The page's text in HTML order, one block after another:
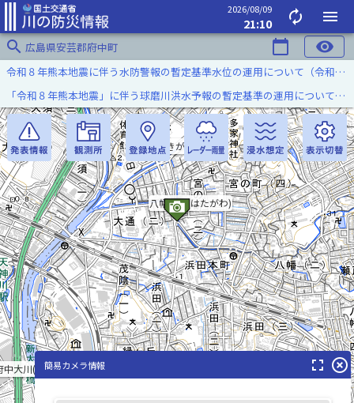
2026/08/09
21:10 autorenew
menu
search 広島県安芸郡府中町 calendar_today visibility
中大川(ふちゆうおおかわ)
八幡川(やはたがわ)
榎川(えのきがわ)
令和８年熊本地震に伴う水防警報の暫定基準水位の運用について（令和８年８月７日）
「令和８年熊本地震」に伴う球磨川洪水予報の暫定基準の運用について（令和８年８月５日）
簡易カメラ情報 fullscreen highlight_off